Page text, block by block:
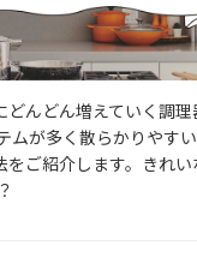
どんどん増えていく調
ムが多く散らかりやす
をご紹介します。きれ